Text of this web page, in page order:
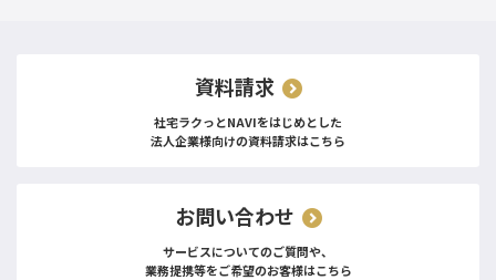
資料請求
社宅ラクっとNAVIをはじめとした
法人企業様向けの資料請求はこちら
お問い合わせ
サービスについてのご質問や、
業務提携等をご希望のお客様はこちら